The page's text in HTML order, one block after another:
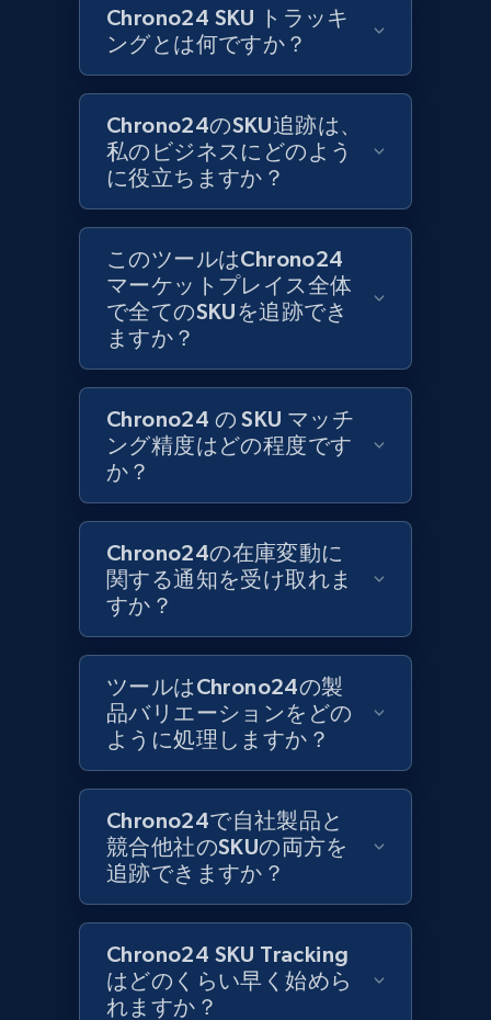
and more.
1.3K+ 175+ 今すぐ始める
Zara - Products
Category id, Product id, Product name, Price,
Currency, Colour code, Colour, Description, and
1.2K+ 208+ 今すぐ始める
Zara - Products - discovery by category url
Category id, Product id, Product name, Price,
Currency, Colour code, Colour, Description, and
more.
1.2K+ 208+ 今すぐ始める
Best Buy products
URL, Product id, Title, Images, Final price,
Currency, Discount, Initial price, and more.
1.1K+ 148+ 今すぐ始める
Best Buy products - Collect data on
products using specified keywords
URL, Product id, Title, Images, Final price,
Currency, Discount, Initial price, and more.
Chrono24 SKU トラッキ
ングとは何ですか？
Chrono24のSKU追跡は、
私のビジネスにどのよう
に役立ちますか？
このツールはChrono24
マーケットプレイス全体
で全てのSKUを追跡でき
ますか？
Chrono24 の SKU マッチ
ング精度はどの程度です
か？
Chrono24の在庫変動に
関する通知を受け取れま
すか？
ツールはChrono24の製
品バリエーションをどの
ように処理しますか？
Chrono24で自社製品と
競合他社のSKUの両方を
追跡できますか？
Chrono24 SKU Tracking
はどのくらい早く始めら
れますか？